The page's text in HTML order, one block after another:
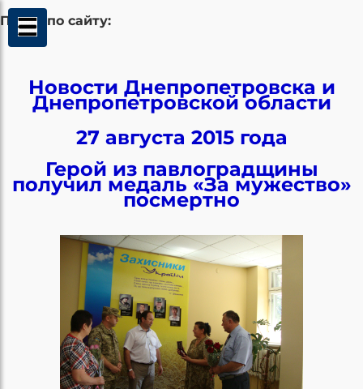
Поиск по сайту:
Новости Днепропетровска и
Днепропетровской области
27 августа 2015 года
Герой из павлоградщины
получил медаль «За мужество»
посмертно